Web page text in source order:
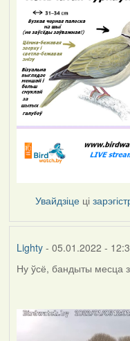
Увайдзіце ці
Lighty- 05.01.2022 -
Ну ўсё, бандыты месца